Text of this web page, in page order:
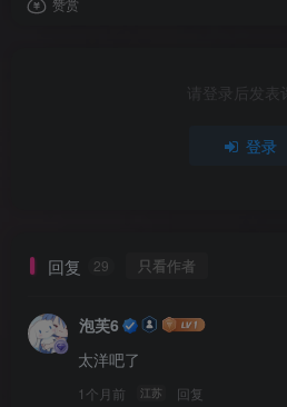
请登录后发表
登录
回复 29 只看作者
泡芙6
太洋吧了
1个月前 江苏 回复